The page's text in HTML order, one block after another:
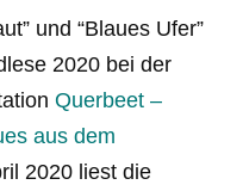
und “Blaues Ufer”
2020 bei der
Querbeet –
aus dem
2020 liest die